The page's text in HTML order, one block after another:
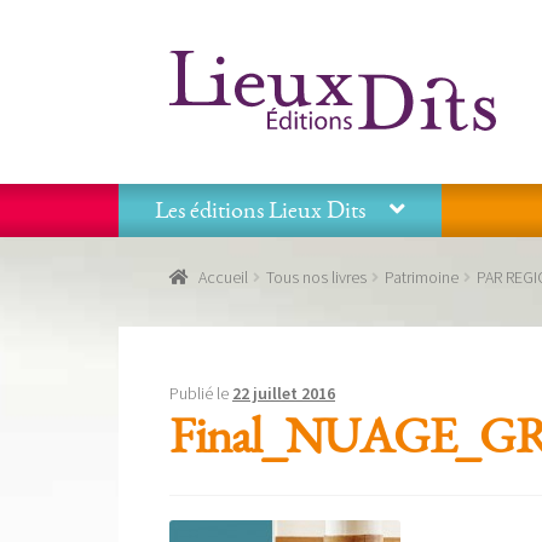
Aller
à
Aller
au
Les éditions Lieux Dits
Accueil Tous nos livres Patrimoine PAR
Publié le 22 juillet 2016